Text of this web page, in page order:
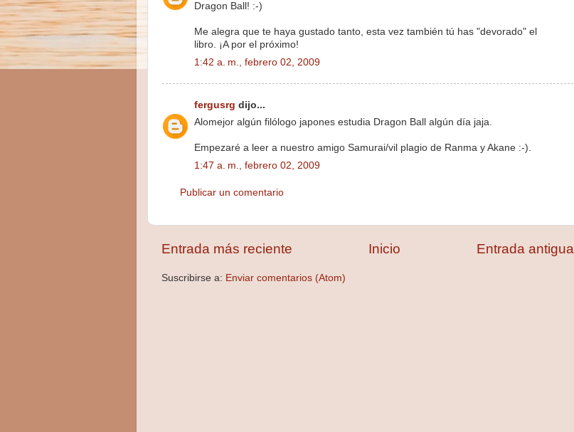
Dragon Ball! :-)
Me alegra que te haya gustado tanto, esta vez también tú has "devorado" el
libro. ¡A por el próximo!
1:42 a. m., febrero 02, 2009
fergusrg dijo...
Alomejor algún filólogo japones estudia Dragon Ball algún día jaja.
Empezaré a leer a nuestro amigo Samurai/vil plagio de Ranma y Akane :-).
1:47 a. m., febrero 02, 2009
Publicar un comentario
Entrada más reciente Entrada antigua
Inicio
Suscribirse a: Enviar comentarios (Atom)